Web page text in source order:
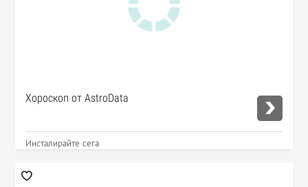
Хороскоп от AstroData
Инсталирайте сега